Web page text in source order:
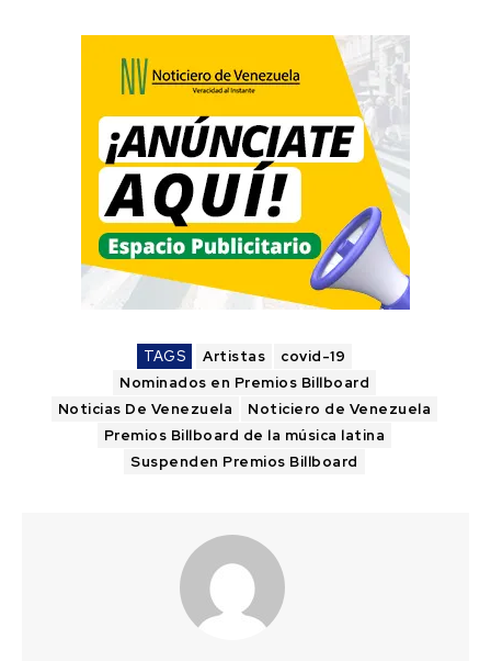
TAGS Artistas
covid-19
Nominados en Premios Billboard
Noticias De Venezuela
Noticiero de Venezuela
Premios Billboard de la música latina
Suspenden Premios Billboard